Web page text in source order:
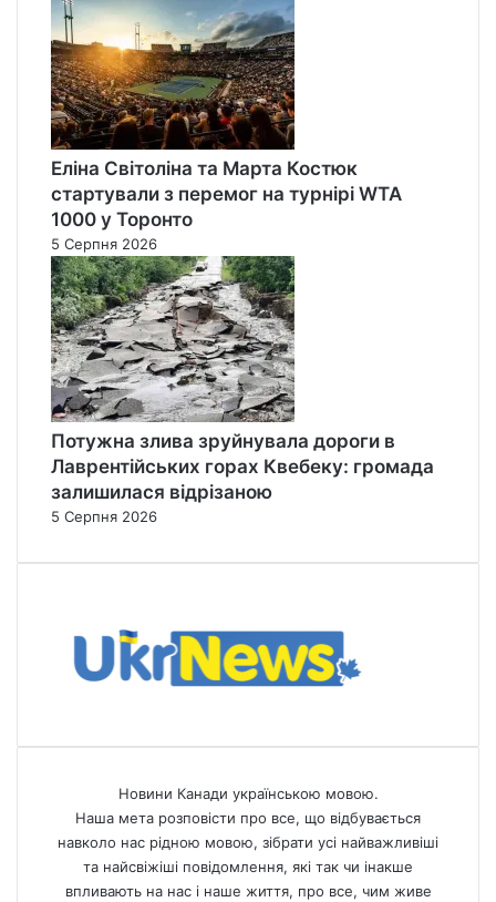
Еліна Світоліна та Марта Костюк
стартували з перемог на турнірі WTA
1000 у Торонто
5 Серпня 2026
Потужна злива зруйнувала дороги в
Лаврентійських горах Квебеку: громада
залишилася відрізаною
5 Серпня 2026
Новини Канади українською мовою.
Наша мета розповісти про все, що відбувається
навколо нас рідною мовою, зібрати усі найважливіші
та найсвіжіші повідомлення, які так чи інакше
впливають на нас і наше життя, про все, чим живе